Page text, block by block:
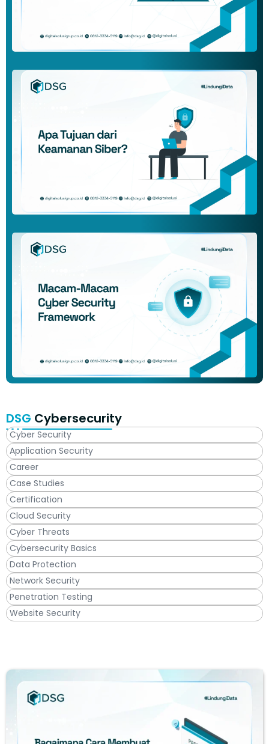
DSG Cybersecurity
Cyber Security
Application Security
Career
Case Studies
Certification
Cloud Security
Cyber Threats
Cybersecurity Basics
Data Protection
Network Security
Penetration Testing
Website Security